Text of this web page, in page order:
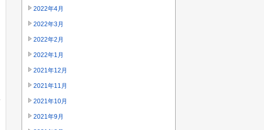
2022年4月
2022年3月
2022年2月
2022年1月
2021年12月
2021年11月
2021年10月
2021年9月